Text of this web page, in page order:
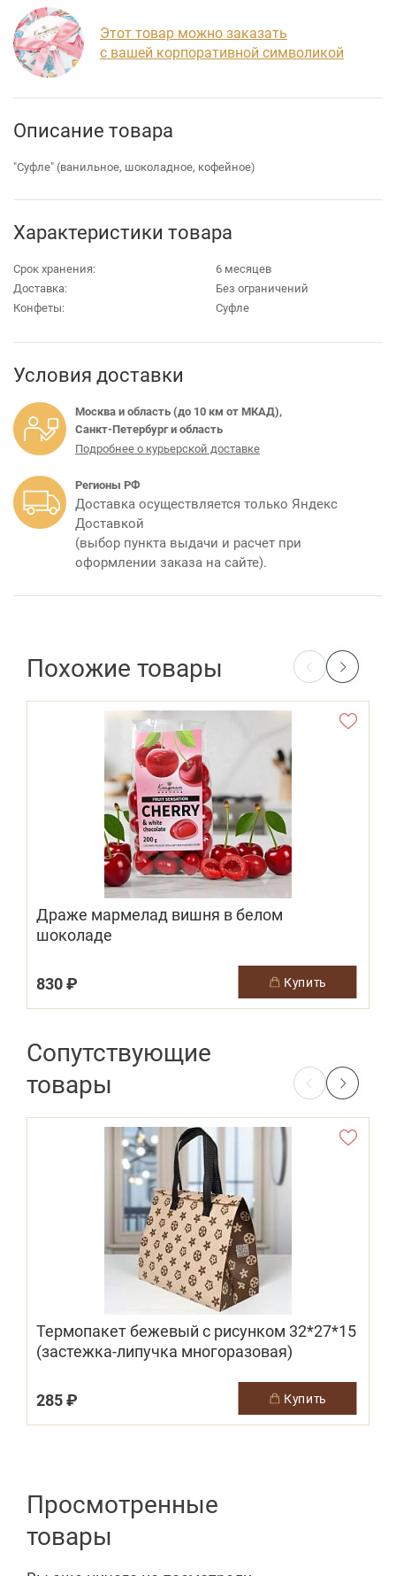
Этот товар можно заказать
с вашей корпоративной символикой
Описание товара
"Суфле" (ванильное, шоколадное, кофейное)
Характеристики товара
Срок хранения:
6 месяцев
Доставка:
Без ограничений
Конфеты:
Суфле
Условия доставки
Москва и область (до 10 км от МКАД),
Санкт-Петербург и область
Подробнее о курьерской доставке
Регионы РФ
Доставка осуществляется только Яндекс
Доставкой
(выбор пункта выдачи и расчет при
оформлении заказа на сайте).
Похожие товары
Драже мармелад вишня в белом
шоколаде
830 ₽ купить
Сопутствующие
товары
Термопакет бежевый с рисунком 32*27*15
(застежка-липучка многоразовая)
285 ₽ купить
Просмотренные
товары